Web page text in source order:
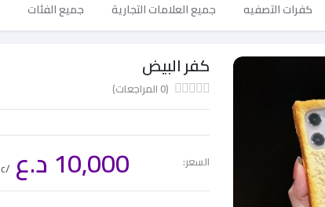
كفرات التصفيه جميع العلامات التجارية جميع الفئات
كفر البيض
(0 المراجعات)
السعر: 10,000 د.ع /pc